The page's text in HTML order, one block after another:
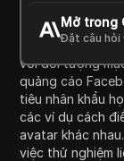
Mở trong
Đặt câu hỏi
vào doanh thu
đầu tư của ông.
hiểu và áp
với đối tượng
quảng cáo
tiêu nhân khẩu
các ví dụ cách
avatar khác
việc thử nghiệm